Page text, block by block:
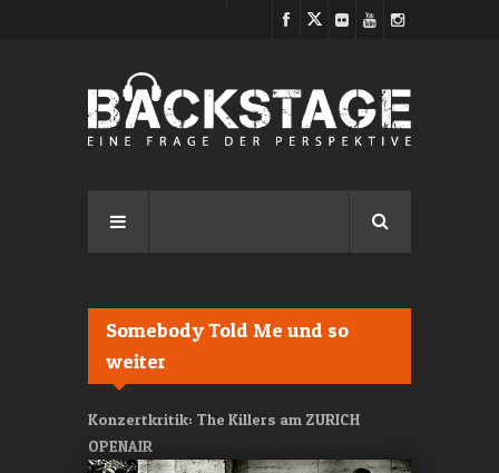
Somebody Told Me und so
weiter
Konzertkritik: The Killers am ZURICH
OPENAIR